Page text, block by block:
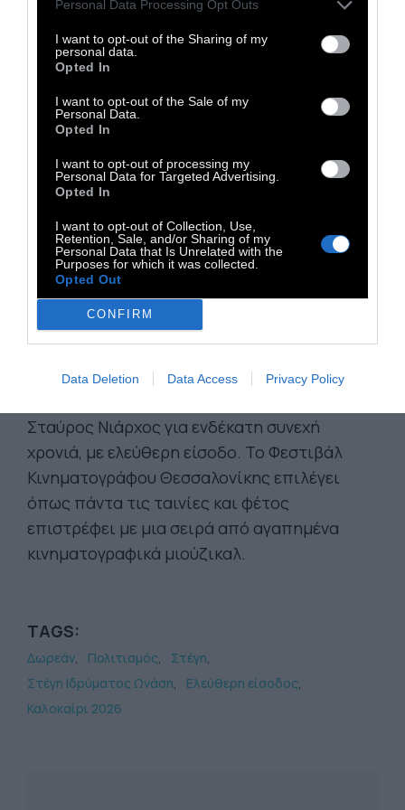
Personal Data Processing Opt Outs
I want to opt-out of the Sharing of my
personal data.
Opted In
I want to opt-out of the Sale of my
Personal Data.
Opted In
I want to opt-out of processing my
Personal Data for Targeted Advertising.
Opted In
I want to opt-out of Collection, Use,
Retention, Sale, and/or Sharing of my
Personal Data that Is Unrelated with the
Purposes for which it was collected.
Opted Out
CONFIRM
Data Deletion Data Access Privacy Policy
David Bowie και το Ziggy Stardust and the
Spiders from Mars (1979), το θρυλικό φιλμ
του Ντ. Α. Πενεμπέικερ, για πρώτη φορά στην
στην πλήρη ψηφιακή αποκατάσταση. Το
ολοκληρωμένο πρόγραμμα θα ανακοινωθεί
σύντομα.Τετάρτη 10 Ιουνίου στον προαύλιο
χώρο του Ζάππειου, ώρα προσέλευσης, λίγο
Park your Cinema, ΚΠΙΣΝ, Δωρεάν
προβολές για μικρούς και μεγάλους, με
ελεύθερη είσοδο:Μιούζικαλ κάτω από τα
αστέρια: Οι σειρές υπαίθριων
κινηματογραφικών προβολών Park your
Cinema και Park your Cinema Kids
Σταύρος Νιάρχος για ενδέκατη συνεχή
χρονιά, με ελεύθερη είσοδο. Το Φεστιβάλ
Κινηματογράφου Θεσσαλονίκης επιλέγει
όπως πάντα τις ταινίες και φέτος
επιστρέφει με μια σειρά από αγαπημένα
κινηματογραφικά μιούζικαλ.
TAGS:
Δωρεάν Πολιτισμός
Στέγη
Στέγη Ιδρύματος Ωνάση
Ελεύθερη είσοδος
Καλοκαίρι 2026